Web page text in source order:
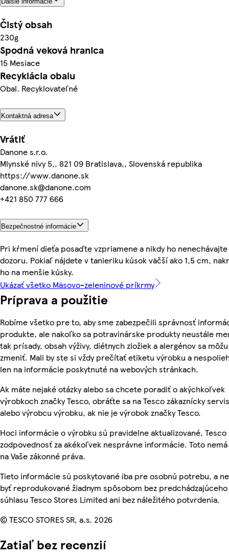
Čistý obsah
230g
Spodná veková hranica
15 Mesiace
Recyklácia obalu
Obal. Recyklovateľné
Kontaktná adresa
Vrátiť
Danone s.r.o.
Mlynské nivy 5,, 821 09 Bratislava,, Slovenská republika
https://www.danone.sk
danone.sk@danone.com
+421 850 777 666
Bezpečnostné informácie
Pri kŕmení dieťa posaďte vzpriamene a nikdy ho nenechávajte
dozoru. Pokiaľ nájdete v tanieriku kúsok väčší ako 1,5 cm,
ho na menšie kúsky.
Ukázať všetko Mäsovo-zeleninové príkrmy
Príprava a použitie
Robíme všetko pre to, aby sme zabezpečili správnosť
produkte, ale nakoľko sa potravinárske produkty neustále
tak prísady, obsah výživy, diétnych zložiek a alergénov sa môžu
zmeniť. Mali by ste si vždy prečítať etiketu výrobku a
len na informácie poskytnuté na webových stránkach.
Ak máte nejaké otázky alebo sa chcete poradiť o akýchkoľvek
výrobkoch značky Tesco, obráťte sa na Tesco zákaznícky
alebo výrobcu výrobku, ak nie je výrobok značky Tesco.
Hoci informácie o výrobku sú pravidelne aktualizované, Tesco
zodpovednosť za akékoľvek nesprávne informácie. Toto
na Vaše zákonné práva.
Tieto informácie sú poskytované iba pre osobnú potrebu, a
byť reprodukované žiadnym spôsobom bez predchádzajúceho
súhlasu Tesco Stores Limited ani bez náležitého potvrdenia.
© TESCO STORES SR, a.s. 2026
Zatiaľ bez recenzií